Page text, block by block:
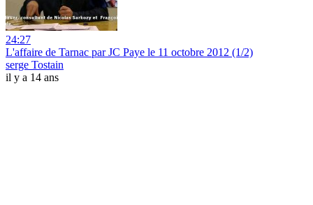
24:27
L'affaire de Tarnac par JC Paye le 11 octobre 2012 (1/2)
serge Tostain
il y a 14 ans